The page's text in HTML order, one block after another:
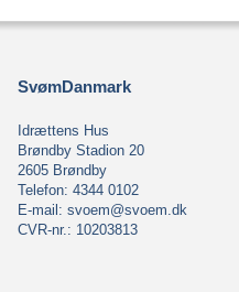
SvømDanmark
Idrættens Hus
Brøndby Stadion 20
2605 Brøndby
Telefon: 4344 0102
E-mail: svoem@svoem.dk
CVR-nr.: 10203813